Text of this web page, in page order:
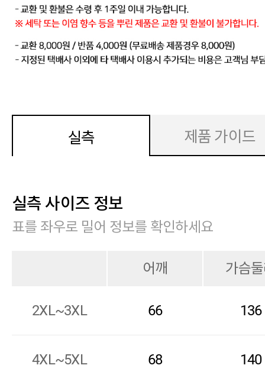
실측 제품 가이드
실측 사이즈 정보
표를 좌우로 밀어 정보를 확인하세요
어깨 가슴
2XL~3XL 66 136
4XL~5XL 68 140